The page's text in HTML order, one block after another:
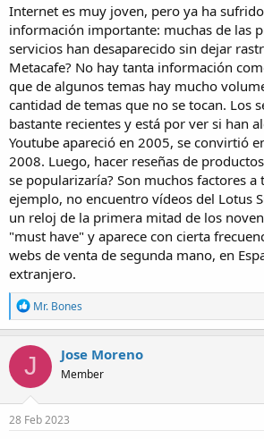
Internet es muy joven, pero ya ha
información importante: muchas de las
servicios han desaparecido sin dejar
Metacafe? No hay tanta información
que de algunos temas hay mucho
cantidad de temas que no se tocan. Los
bastante recientes y está por ver si han
Youtube apareció en 2005, se convirtió
2008. Luego, hacer reseñas de
se popularizaría? Son muchos factores a
ejemplo, no encuentro vídeos del Lotus
un reloj de la primera mitad de los
"must have" y aparece con cierta
webs de venta de segunda mano, en
extranjero.
R
e
a
c
t
i
o
n
s
Mr. Bones
J Jose Moreno
Member
28 Feb 2023